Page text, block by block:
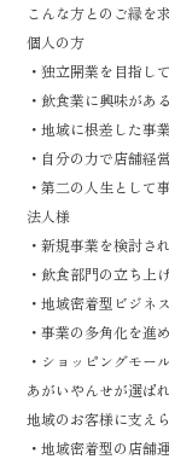
こんな方とのご縁を
個人の方
・独立開業を目指し
・飲食業に興味があ
・地域に根差した事
・自分の力で店舗経
・第二の人生として
法人様
・新規事業を検討さ
・飲食部門の立ち上
・地域密着型ビジネ
・事業の多角化を進
・ショッピングモー
あがいやんせが選ば
地域のお客様に支え
・地域密着型の店舗